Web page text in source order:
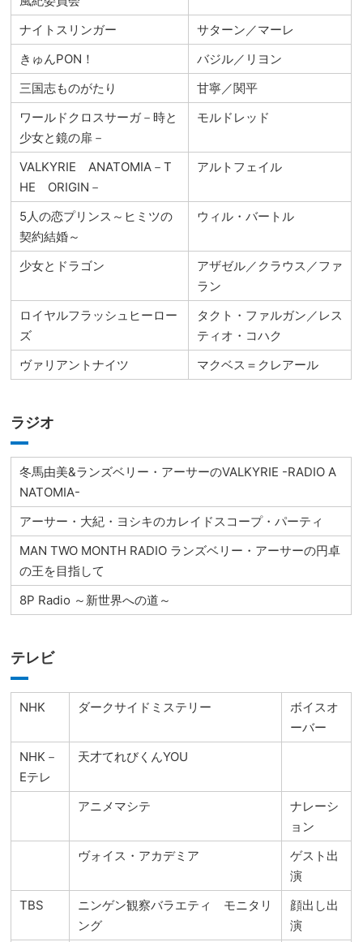
ナイトスリンガー
サターン／マーレ
きゅんPON！
バジル／リヨン
三国志ものがたり
甘寧／関平
ワールドクロスサーガ－時と
少女と鏡の扉－
モルドレッド
VALKYRIE ANATOMIA－T
HE ORIGIN－
アルトフェイル
5人の恋プリンス～ヒミツの
契約結婚～
ウィル・バートル
少女とドラゴン
アザゼル／クラウス／ファ
ラン
ロイヤルフラッシュヒーロー
ズ
タクト・ファルガン／レス
ティオ・コハク
ヴァリアントナイツ
マクベス＝クレアール
ラジオ
冬馬由美&ランズベリー・アーサーのVALKYRIE -RADIO A
NATOMIA-
アーサー・大紀・ヨシキのカレイドスコープ・パーティ
MAN TWO MONTH RADIO ランズベリー・アーサーの円卓
の王を目指して
8P Radio ～新世界への道～
テレビ
NHK ダークサイドミステリー
ボイスオ
ーバー
NHK－
Eテレ
天才てれびくんYOU
アニメマシテ
ナレーシ
ョン
ヴォイス・アカデミア
ゲスト出
演
TBS
ニンゲン観察バラエティ モニタリ
ング
顔出し出
演